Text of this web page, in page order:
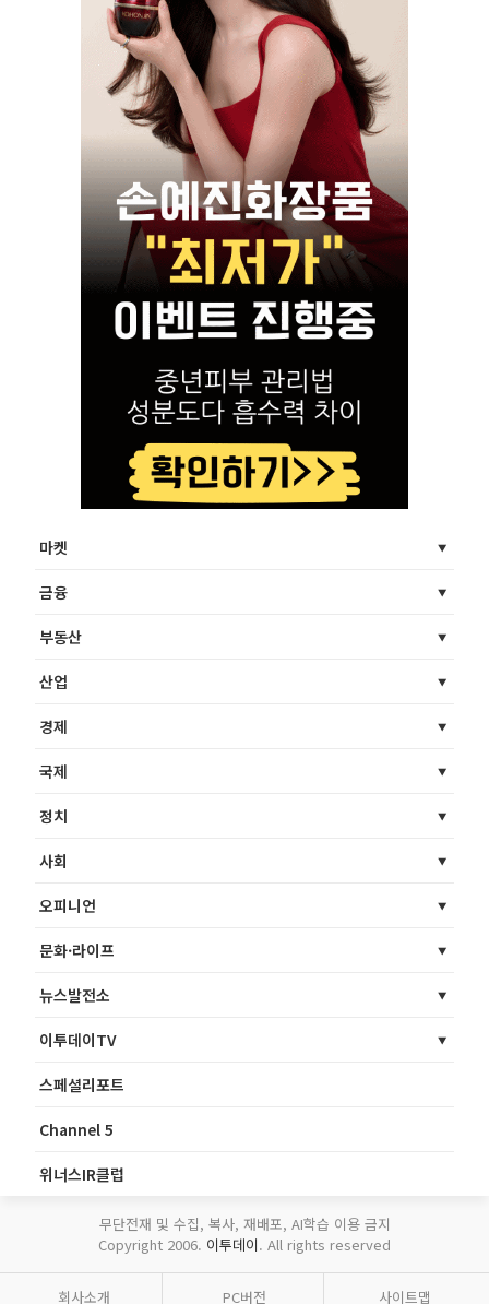
마켓
금융
부동산
산업
경제
국제
정치
사회
오피니언
문화·라이프
뉴스발전소
이투데이TV
스페셜리포트
Channel 5
위너스IR클럽
무단전재 및 수집, 복사, 재배포, AI학습 이용 금지
Copyright 2006. 이투데이. All rights reserved
회사소개 PC버전 사이트맵